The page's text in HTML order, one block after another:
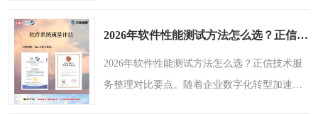
项目建设过程中合理..
2026年软件性能测试方法怎么选？正信技术服务整理对比要点
2026年软件性能测试方法怎么选？正信技术服
务整理对比要点。随着企业数字化转型加速，